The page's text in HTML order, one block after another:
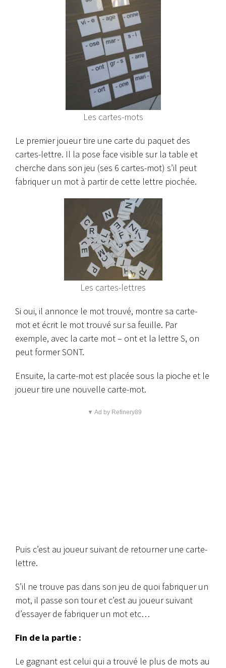
Les cartes-mots
Le premier joueur tire une carte du paquet des
cartes-lettre. Il la pose face visible sur la table et
cherche dans son jeu (ses 6 cartes-mot) s’il peut
fabriquer un mot à partir de cette lettre piochée.
Les cartes-lettres
Si oui, il annonce le mot trouvé, montre sa carte-
mot et écrit le mot trouvé sur sa feuille. Par
exemple, avec la carte mot – ont et la lettre S, on
peut former SONT.
Ensuite, la carte-mot est placée sous la pioche et le
joueur tire une nouvelle carte-mot.
▼ Ad by Refinery89
Puis c’est au joueur suivant de retourner une carte-
lettre.
S’il ne trouve pas dans son jeu de quoi fabriquer un
mot, il passe son tour et c’est au joueur suivant
d’essayer de fabriquer un mot etc…
Fin de la partie :
Le gagnant est celui qui a trouvé le plus de mots au